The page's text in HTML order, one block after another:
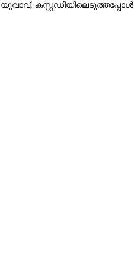
യുവാവ്,​ കസ്റ്റഡിയിലെടുത്തപ്പോൾ